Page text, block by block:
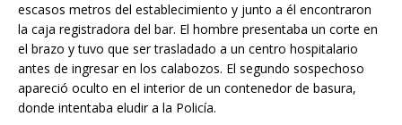
escasos metros del establecimiento y junto a él encontraron
la caja registradora del bar. El hombre presentaba un corte en
el brazo y tuvo que ser trasladado a un centro hospitalario
antes de ingresar en los calabozos. El segundo sospechoso
apareció oculto en el interior de un contenedor de basura,
donde intentaba eludir a la Policía.